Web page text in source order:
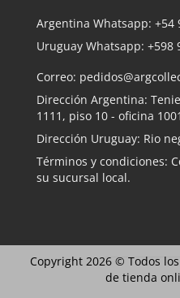
Argentina Whatsapp: +54
Uruguay Whatsapp: +598
Correo:
Dirección Argentina:
1111, piso 10 - oficina
Dirección Uruguay: Rio
Términos y condiciones:
su sucursal local.
Copyright 2026 © Todos
de tienda